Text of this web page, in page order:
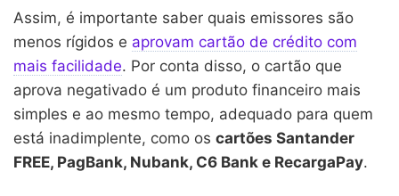
Assim, é importante saber quais emissores são
menos rígidos e aprovam cartão de crédito com
mais facilidade. Por conta disso, o cartão que
aprova negativado é um produto financeiro mais
simples e ao mesmo tempo, adequado para quem
está inadimplente, como os cartões Santander
FREE, PagBank, Nubank, C6 Bank e RecargaPay.